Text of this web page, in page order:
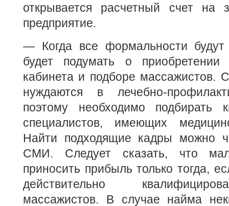
открывается расчетный счет на
предприятие.
— Когда все формальности
будет подумать о приобретении
кабинета и подборе массажистов.
нуждаются в лечебно-
поэтому необходимо подбирать
специалистов, имеющих
Найти подходящие кадры можно
СМИ. Следует сказать, что
приносить прибыль только тогда,
действительно
массажистов. В случае найма